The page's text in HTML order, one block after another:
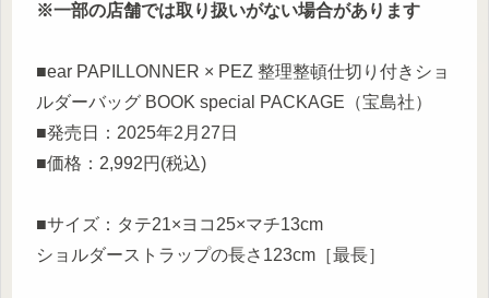
※一部の店舗では取り扱いがない場合があります
■ear PAPILLONNER × PEZ 整理整頓仕切り付きショ
ルダーバッグ BOOK special PACKAGE（宝島社）
■発売日：2025年2月27日
■価格：2,992円(税込)
■サイズ：タテ21×ヨコ25×マチ13cm
ショルダーストラップの長さ123cm［最長］